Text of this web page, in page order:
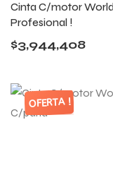
Cinta C/motor
Profesional !
$3,944,408
OFERTA !